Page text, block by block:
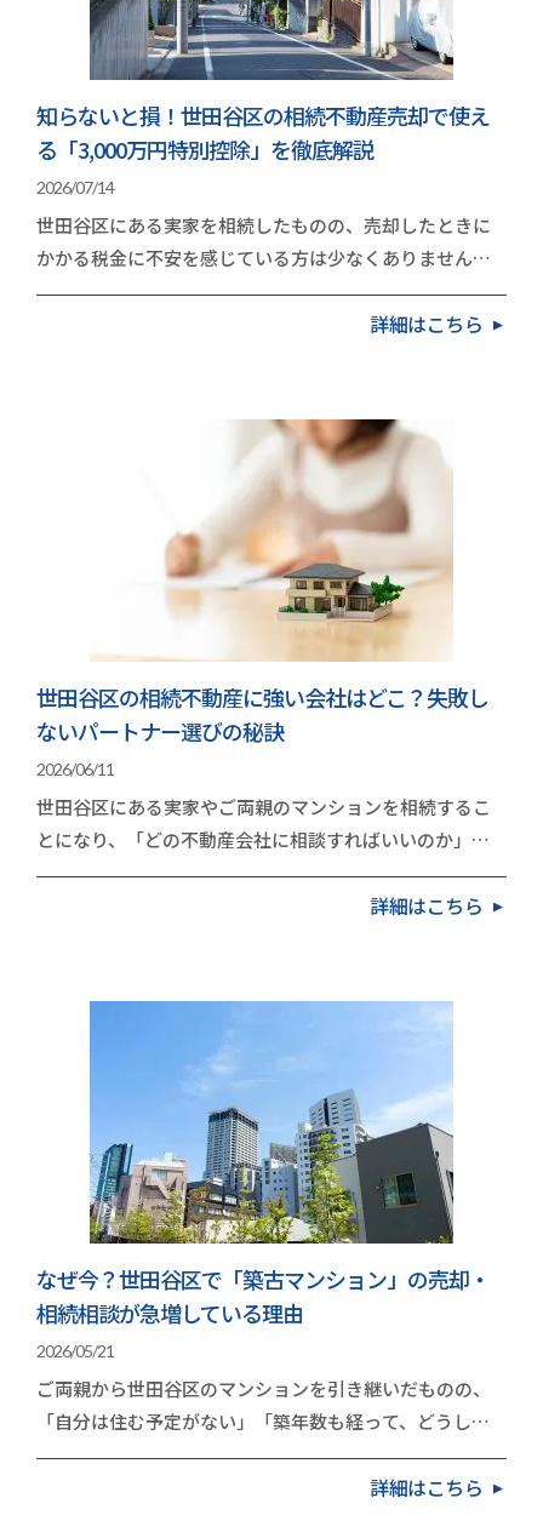
知らないと損！世田谷区の相続不動産売却で使え
る「3,000万円特別控除」を徹底解説
2026/07/14
世田谷区にある実家を相続したものの、売却したときに
かかる税金に不安を感じている方は少なくありません。
地価の高いエリアだけに、取得費や譲渡費用を差し引…
詳細はこちら
世田谷区の相続不動産に強い会社はどこ？失敗し
ないパートナー選びの秘訣
2026/06/11
世田谷区にある実家やご両親のマンションを相続するこ
とになり、「どの不動産会社に相談すればいいのか」と
立ち止まっていませんか。高く手放したいという思い…
詳細はこちら
なぜ今？世田谷区で「築古マンション」の売却・
相続相談が急増している理由
2026/05/21
ご両親から世田谷区のマンションを引き継いだものの、
「自分は住む予定がない」「築年数も経って、どうした
ものか」と頭を抱えている方が増えています。久和不…
詳細はこちら